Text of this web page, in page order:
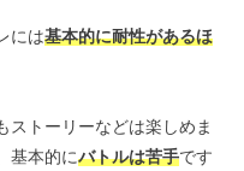
には基本的に耐性があるほ
ストーリーなどは楽しめま
基本的にバトルは苦手です